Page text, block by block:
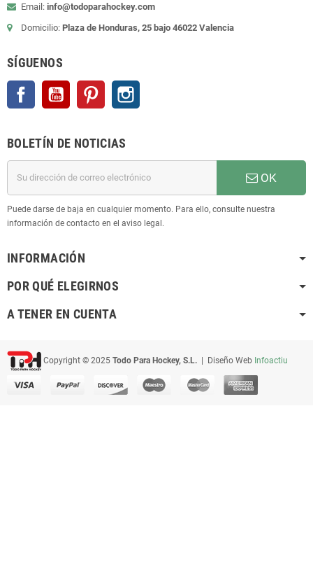
Email: info@todoparahockey.com
Domicilio: Plaza de Honduras, 25 bajo 46022 Valencia
SÍGUENOS
Facebook YouTube Pinterest
BOLETÍN DE NOTICIAS
OK
Puede darse de baja en cualquier momento. Para ello, consulte nuestra
información de contacto en el aviso legal.
INFORMACIÓN
POR QUÉ ELEGIRNOS
A TENER EN CUENTA
Copyright © 2025 Todo Para Hockey, S.L. | Diseño Web Infoactiu